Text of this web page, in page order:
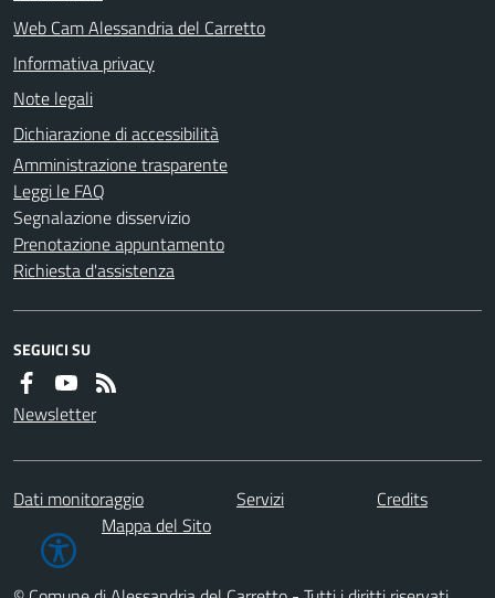
Web Cam Alessandria del Carretto
Informativa privacy
Note legali
Dichiarazione di accessibilità
Amministrazione trasparente
Leggi le FAQ
Segnalazione disservizio
Prenotazione appuntamento
Richiesta d'assistenza
SEGUICI SU
Newsletter
Dati monitoraggio Servizi
Credits
Mappa del Sito